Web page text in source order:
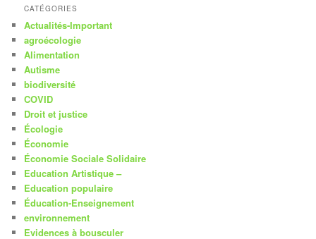
CATÉGORIES
Actualités-Important
agroécologie
Alimentation
Autisme
biodiversité
COVID
Droit et justice
Écologie
Économie
Économie Sociale Solidaire
Education Artistique –
Education populaire
Éducation-Enseignement
environnement
Evidences à bousculer